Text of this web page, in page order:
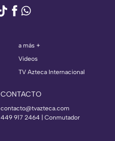
a más +
Videos
TV Azteca Internacional
CONTACTO
contacto@tvazteca.com
449 917 2464 | Conmutador